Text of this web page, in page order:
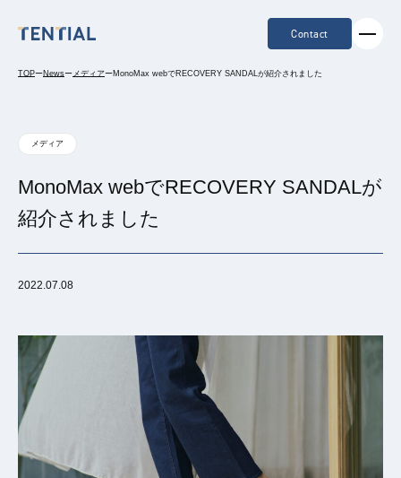
Contact
TOPーNewsーメディアーMonoMax webでRECOVERY SANDALが紹介されました
メディア
MonoMax webでRECOVERY SANDALが
紹介されました
2022.07.08